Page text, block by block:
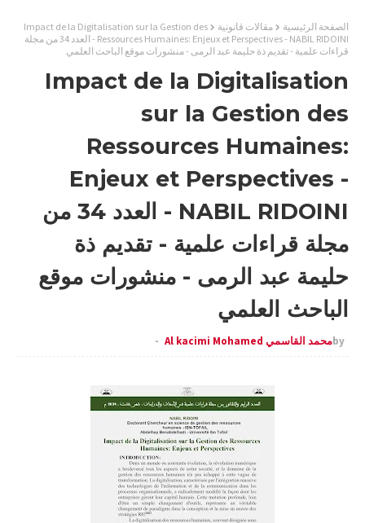
الصفحة الرئيسية مقالات قانونية
Impact de la Digitalisation sur la Gestion des
Ressources Humaines: Enjeux et Perspectives - NABIL RIDOINI - العدد 34 من مجلة
قراءات علمية - تقديم ذة حليمة عبد الرمى - منشورات موقع الباحث العلمي
Impact de la Digitalisation
sur la Gestion des
Ressources Humaines:
Enjeux et Perspectives -
NABIL RIDOINI - العدد 34 من
مجلة قراءات علمية - تقديم ذة
حليمة عبد الرمى - منشورات موقع
الباحث العلمي
byمحمد القاسمي Al kacimi Mohamed